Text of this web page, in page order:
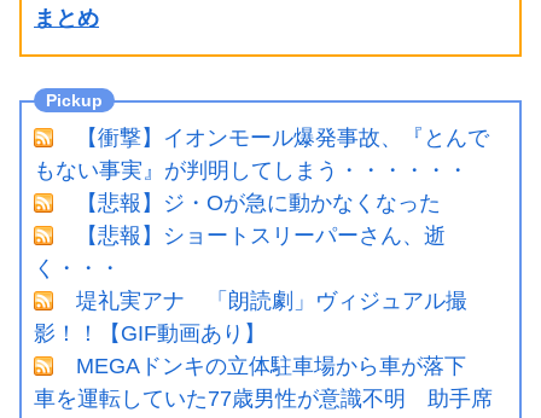
まとめ
【衝撃】イオンモール爆発事故、『とんで
もない事実』が判明してしまう・・・・・・
【悲報】ジ・Oが急に動かなくなった
【悲報】ショートスリーパーさん、逝
く・・・
堤礼実アナ 「朗読劇」ヴィジュアル撮
影！！【GIF動画あり】
MEGAドンキの立体駐車場から車が落下
車を運転していた77歳男性が意識不明 助手席